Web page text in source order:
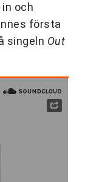
och
första
singeln Out